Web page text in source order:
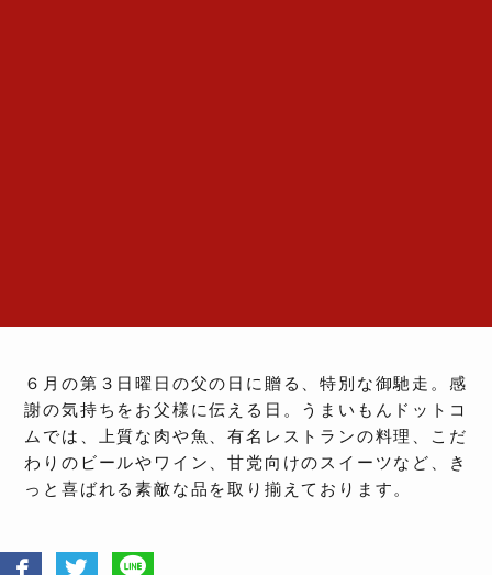
６月の第３日曜日の父の日に贈る、特別な御馳走。感
謝の気持ちをお父様に伝える日。うまいもんドットコ
ムでは、上質な肉や魚、有名レストランの料理、こだ
わりのビールやワイン、甘党向けのスイーツなど、き
っと喜ばれる素敵な品を取り揃えております。